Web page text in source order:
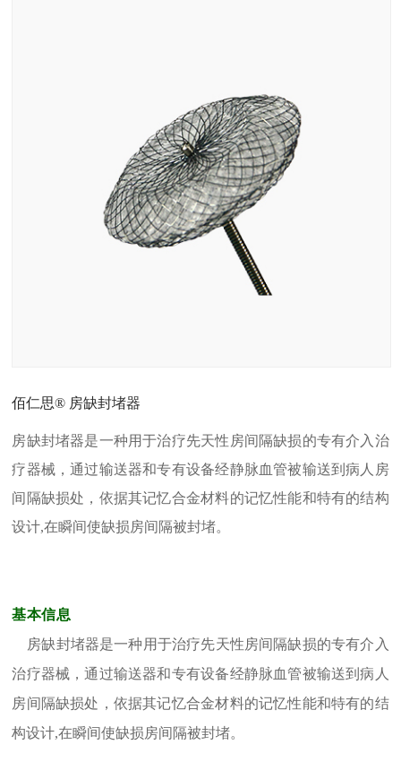
佰仁思® 房缺封堵器
房缺封堵器是一种用于治疗先天性房间隔缺损的专有介入治
疗器械，通过输送器和专有设备经静脉血管被输送到病人房
间隔缺损处，依据其记忆合金材料的记忆性能和特有的结构
设计,在瞬间使缺损房间隔被封堵。
基本信息
房缺封堵器是一种用于治疗先天性房间隔缺损的专有介入
治疗器械，通过输送器和专有设备经静脉血管被输送到病人
房间隔缺损处，依据其记忆合金材料的记忆性能和特有的结
构设计,在瞬间使缺损房间隔被封堵。